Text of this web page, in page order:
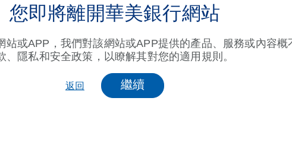
您即將離開華美銀行網站
或APP，我們對該網站或APP提供的產品、服務或內容
、隱私和安全政策，以瞭解其對您的適用規則。
返回 繼續